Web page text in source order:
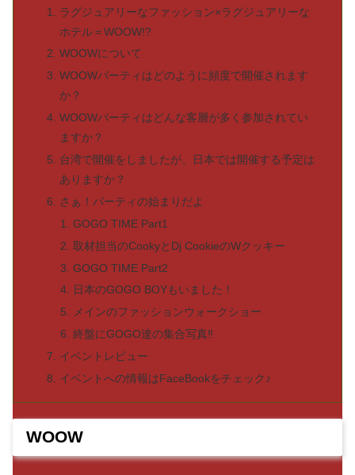
ラグジュアリーなファッション×ラグジュアリーな
ホテル＝WOOW!?
WOOWについて
WOOWパーティはどのように頻度で開催されます
か？
WOOWパーティはどんな客層が多く参加されてい
ますか？
台湾で開催をしましたが、日本では開催する予定は
ありますか？
さぁ！パーティの始まりだよ
GOGO TIME Part1
取材担当のCookyとDj CookieのWクッキー
GOGO TIME Part2
日本のGOGO BOYもいました！
メインのファッションウォークショー
終盤にGOGO達の集合写真‼︎
イベントレビュー
イベントへの情報はFaceBookをチェック♪
WOOW